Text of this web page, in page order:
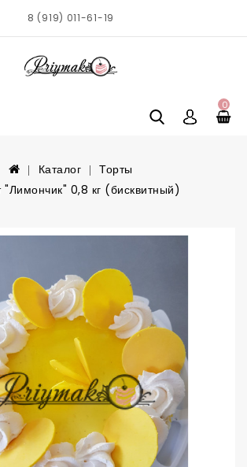
8 (919) 011-61-19
0
Каталог
Торты
"Лимончик" 0,8 кг (бисквитный)